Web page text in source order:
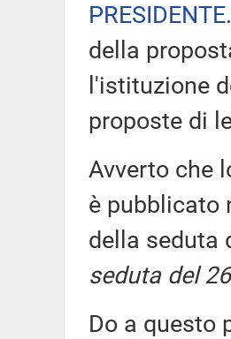
PRESIDENTE
della
l'istituzione
proposte di
Avverto che
è pubblicato
della seduta
seduta del
Do a questo